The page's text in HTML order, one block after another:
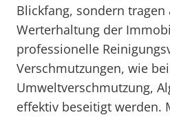
Blickfang, sondern tragen
Werterhaltung der
professionelle
Verschmutzungen, wie
Umweltverschmutzung,
effektiv beseitigt werden.